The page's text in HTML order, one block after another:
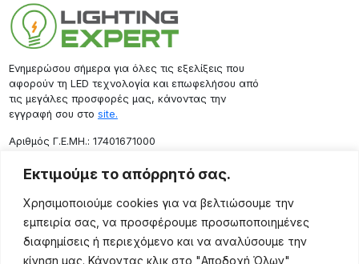
Εκτιμούμε το απόρρητό σας.
Χρησιμοποιούμε cookies για να βελτιώσουμε την
εμπειρία σας, να προσφέρουμε προσωποποιημένες
διαφημίσεις ή περιεχόμενο και να αναλύσουμε την
κίνηση μας. Κάνοντας κλικ στο "Αποδοχή Όλων",
Ενημερώσου σήμερα για όλες τις εξελίξεις που
αφορούν τη LED τεχνολογία και επωφελήσου από
τις μεγάλες προσφορές μας, κάνοντας την
εγγραφή σου στο site.
Aριθμός Γ.Ε.ΜΗ.: 17401671000
Επικοινωνία
Ρόδου 133, Αθήνα 10443
(+30) 211 725 5427
sales@lightingexpert.gr